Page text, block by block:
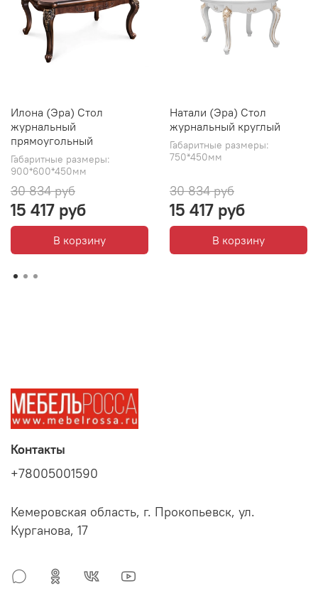
Илона (Эра) Стол
журнальный
прямоугольный
Габаритные размеры:
900*600*450мм
30 834 руб
15 417 руб
В корзину
Натали (Эра) Стол
журнальный круглый
Габаритные размеры:
750*450мм
30 834 руб
15 417 руб
В корзину
Контакты
+78005001590
Кемеровская область, г. Прокопьевск, ул.
Курганова, 17